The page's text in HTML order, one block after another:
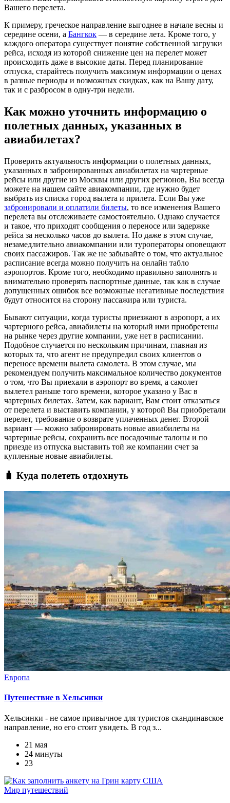
Вашего перелета.
К примеру, греческое направление выгоднее в начале весны и
середине осени, а Бангкок — в середине лета. Кроме того, у
каждого оператора существует понятие собственной загрузки
рейса, исходя из которой снижение цен на перелет может
происходить даже в высокие даты. Перед планирование
отпуска, старайтесь получить максимум информации о ценах
в разные периоды и возможных скидках, как на Вашу дату,
так и с разбросом в одну-три недели.
Как можно уточнить информацию о
полетных данных, указанных в
авиабилетах?
Проверить актуальность информации о полетных данных,
указанных в забронированных авиабилетах на чартерные
рейсы или другие из Москвы или других регионов, Вы всегда
можете на нашем сайте авиакомпании, где нужно будет
выбрать из списка город вылета и прилета. Если Вы уже
забронировали и оплатили билеты, то все изменения Вашего
перелета вы отслеживаете самостоятельно. Однако случается
и такое, что приходят сообщения о переносе или задержке
рейса за несколько часов до вылета. Но даже в этом случае,
незамедлительно авиакомпании или туроператоры оповещают
своих пассажиров. Так же не забывайте о том, что актуальное
расписание всегда можно получить на онлайн табло
аэропортов. Кроме того, необходимо правильно заполнять и
внимательно проверять паспортные данные, так как в случае
допущенных ошибок все возможные негативные последствия
будут относится на сторону пассажира или туриста.
Бывают ситуации, когда туристы приезжают в аэропорт, а их
чартерного рейса, авиабилеты на который ими приобретены
на рынке через другие компании, уже нет в расписании.
Подобное случается по нескольким причинам, главная из
которых та, что агент не предупредил своих клиентов о
переносе времени вылета самолета. В этом случае, мы
рекомендуем получить максимальное количество документов
о том, что Вы приехали в аэропорт во время, а самолет
вылетел раньше того времени, которое указано у Вас в
чартерных билетах. Затем, как вариант, Вам стоит отказаться
от перелета и выставить компании, у которой Вы приобретали
перелет, требование о возврате уплаченных денег. Второй
вариант — можно забронировать новые авиабилеты на
чартерные рейсы, сохранить все посадочные талоны и по
приезде из отпуска выставить той же компании счет за
купленные новые авиабилеты.
🧳 Куда полететь отдохнуть
Европа
Путешествие в Хельсинки
Хельсинки - не самое привычное для туристов скандинавское
направление, но его стоит увидеть. В год з...
21 мая
24 минуты
23
Мир путешествий